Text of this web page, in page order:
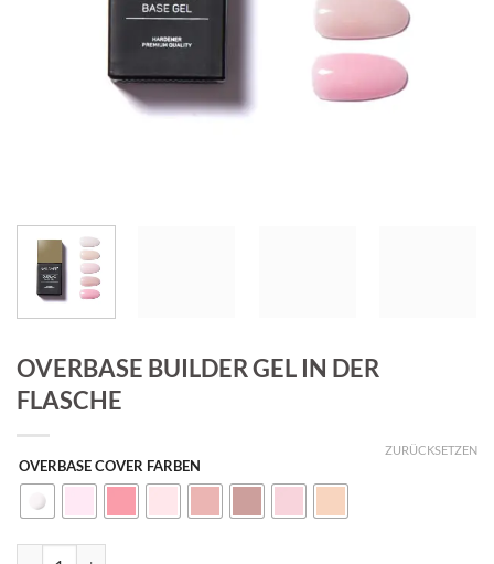
OVERBASE BUILDER GEL IN DER
FLASCHE
OVERBASE COVER FARBEN
ZURÜCKSETZEN